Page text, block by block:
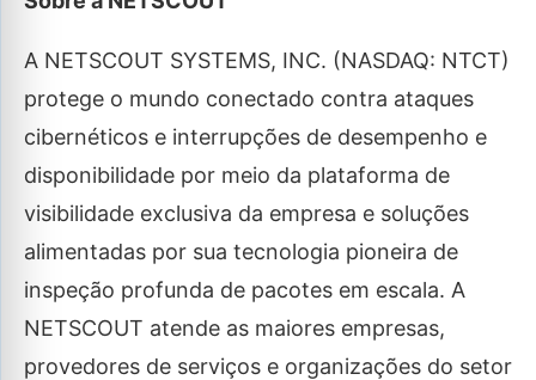
A NETSCOUT SYSTEMS, INC. (NASDAQ: NTCT)
protege o mundo conectado contra ataques
cibernéticos e interrupções de desempenho e
disponibilidade por meio da plataforma de
visibilidade exclusiva da empresa e soluções
alimentadas por sua tecnologia pioneira de
inspeção profunda de pacotes em escala. A
NETSCOUT atende as maiores empresas,
provedores de serviços e organizações do setor